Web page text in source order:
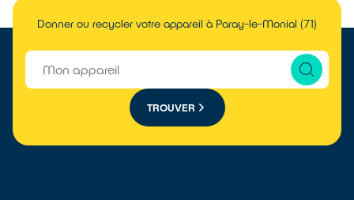
Donner ou recycler votre appareil à Paray-le-Monial (71)
TROUVER